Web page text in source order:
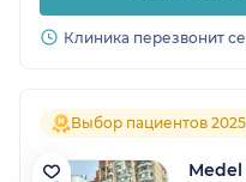
Клиника перезвонит
Выбор пациентов 2025